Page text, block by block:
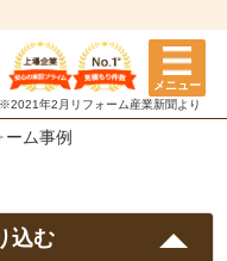
メニュー
※2021年2月リフォーム産業新聞より
ーム事例
込む
所
16〜20年
ペットと暮らす